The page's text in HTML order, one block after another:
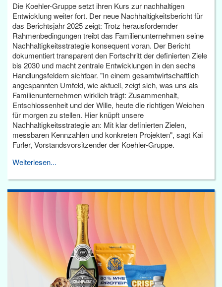
Die Koehler-Gruppe setzt ihren Kurs zur nachhaltigen
Entwicklung weiter fort. Der neue Nachhaltigkeitsbericht für
das Berichtsjahr 2025 zeigt: Trotz herausfordernder
Rahmenbedingungen treibt das Familienunternehmen seine
Nachhaltigkeitsstrategie konsequent voran. Der Bericht
dokumentiert transparent den Fortschritt der definierten Ziele
bis 2030 und macht zentrale Entwicklungen in den sechs
Handlungsfeldern sichtbar. "In einem gesamtwirtschaftlich
angespannten Umfeld, wie aktuell, zeigt sich, was uns als
Familienunternehmen wirklich trägt: Zusammenhalt,
Entschlossenheit und der Wille, heute die richtigen Weichen
für morgen zu stellen. Hier knüpft unsere
Nachhaltigkeitsstrategie an: Mit klar definierten Zielen,
messbaren Kennzahlen und konkreten Projekten", sagt Kai
Furler, Vorstandsvorsitzender der Koehler-Gruppe.
Weiterlesen...